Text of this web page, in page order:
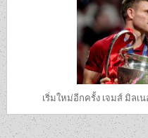
เริ่มใหม่อีกครั้ง เจมส์ มิลเ